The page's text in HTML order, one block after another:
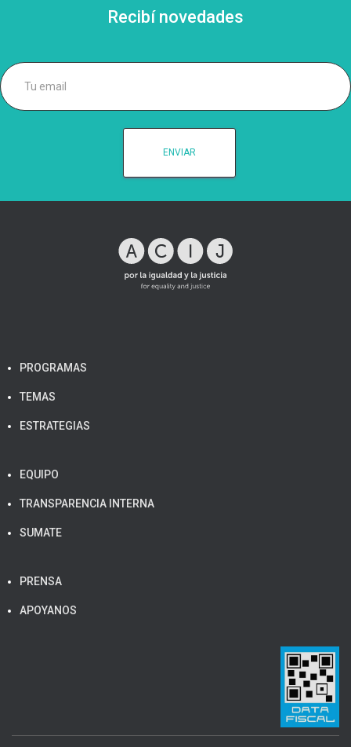
Recibí novedades
PROGRAMAS
TEMAS
ESTRATEGIAS
EQUIPO
TRANSPARENCIA INTERNA
SUMATE
PRENSA
APOYANOS